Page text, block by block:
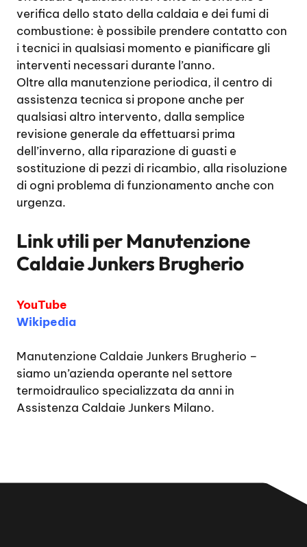
verifica dello stato della caldaia e dei fumi di
combustione: è possibile prendere contatto con
i tecnici in qualsiasi momento e pianificare gli
interventi necessari durante l’anno.
Oltre alla manutenzione periodica, il centro di
assistenza tecnica si propone anche per
qualsiasi altro intervento, dalla semplice
revisione generale da effettuarsi prima
dell’inverno, alla riparazione di guasti e
sostituzione di pezzi di ricambio, alla risoluzione
di ogni problema di funzionamento anche con
urgenza.
Link utili perManutenzione
Caldaie Junkers Brugherio
YouTube
Wikipedia
Manutenzione Caldaie Junkers Brugherio –
siamo un’azienda operante nel settore
termoidraulico specializzata da anni in
Assistenza Caldaie Junkers Milano.